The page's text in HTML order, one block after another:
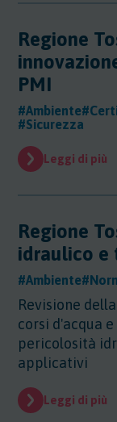
Regione
PMI
#Ambiente
#Sicurezza
Leggi di più
Regione
idraulico e
#Ambiente
Revisione
corsi d'acqua
pericolosità
applicativi
Leggi di più